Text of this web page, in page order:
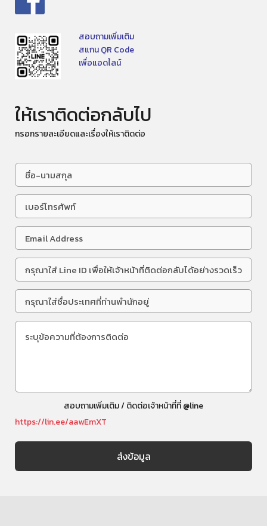
สอบถามเพิ่มเติม
สแกน QR Code
เพื่อแอดไลน์
ให้เราติดต่อกลับไป
กรอกรายละเอียดและเรื่องให้เราติดต่อ
สอบถามเพิ่มเติม / ติดต่อเจ้าหน้าที่ที่ @line
https://lin.ee/aawEmXT